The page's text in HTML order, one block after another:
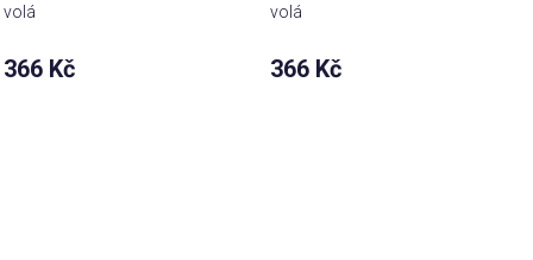
volá
366 Kč
volá
366 Kč